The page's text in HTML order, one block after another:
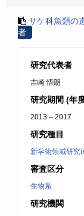
サケ科魚類の
者
研究代表者
吉崎 悟朗
研究期間 (年
2013 – 2017
研究種目
新学術領域研究
審査区分
生物系
研究機関